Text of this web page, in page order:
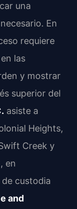
una
En
requiere
las
y mostrar
superior del
asiste a
Heights,
Creek y
en
custodia
and